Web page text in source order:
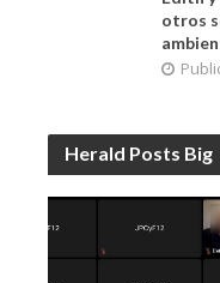
otros
Herald Posts Big